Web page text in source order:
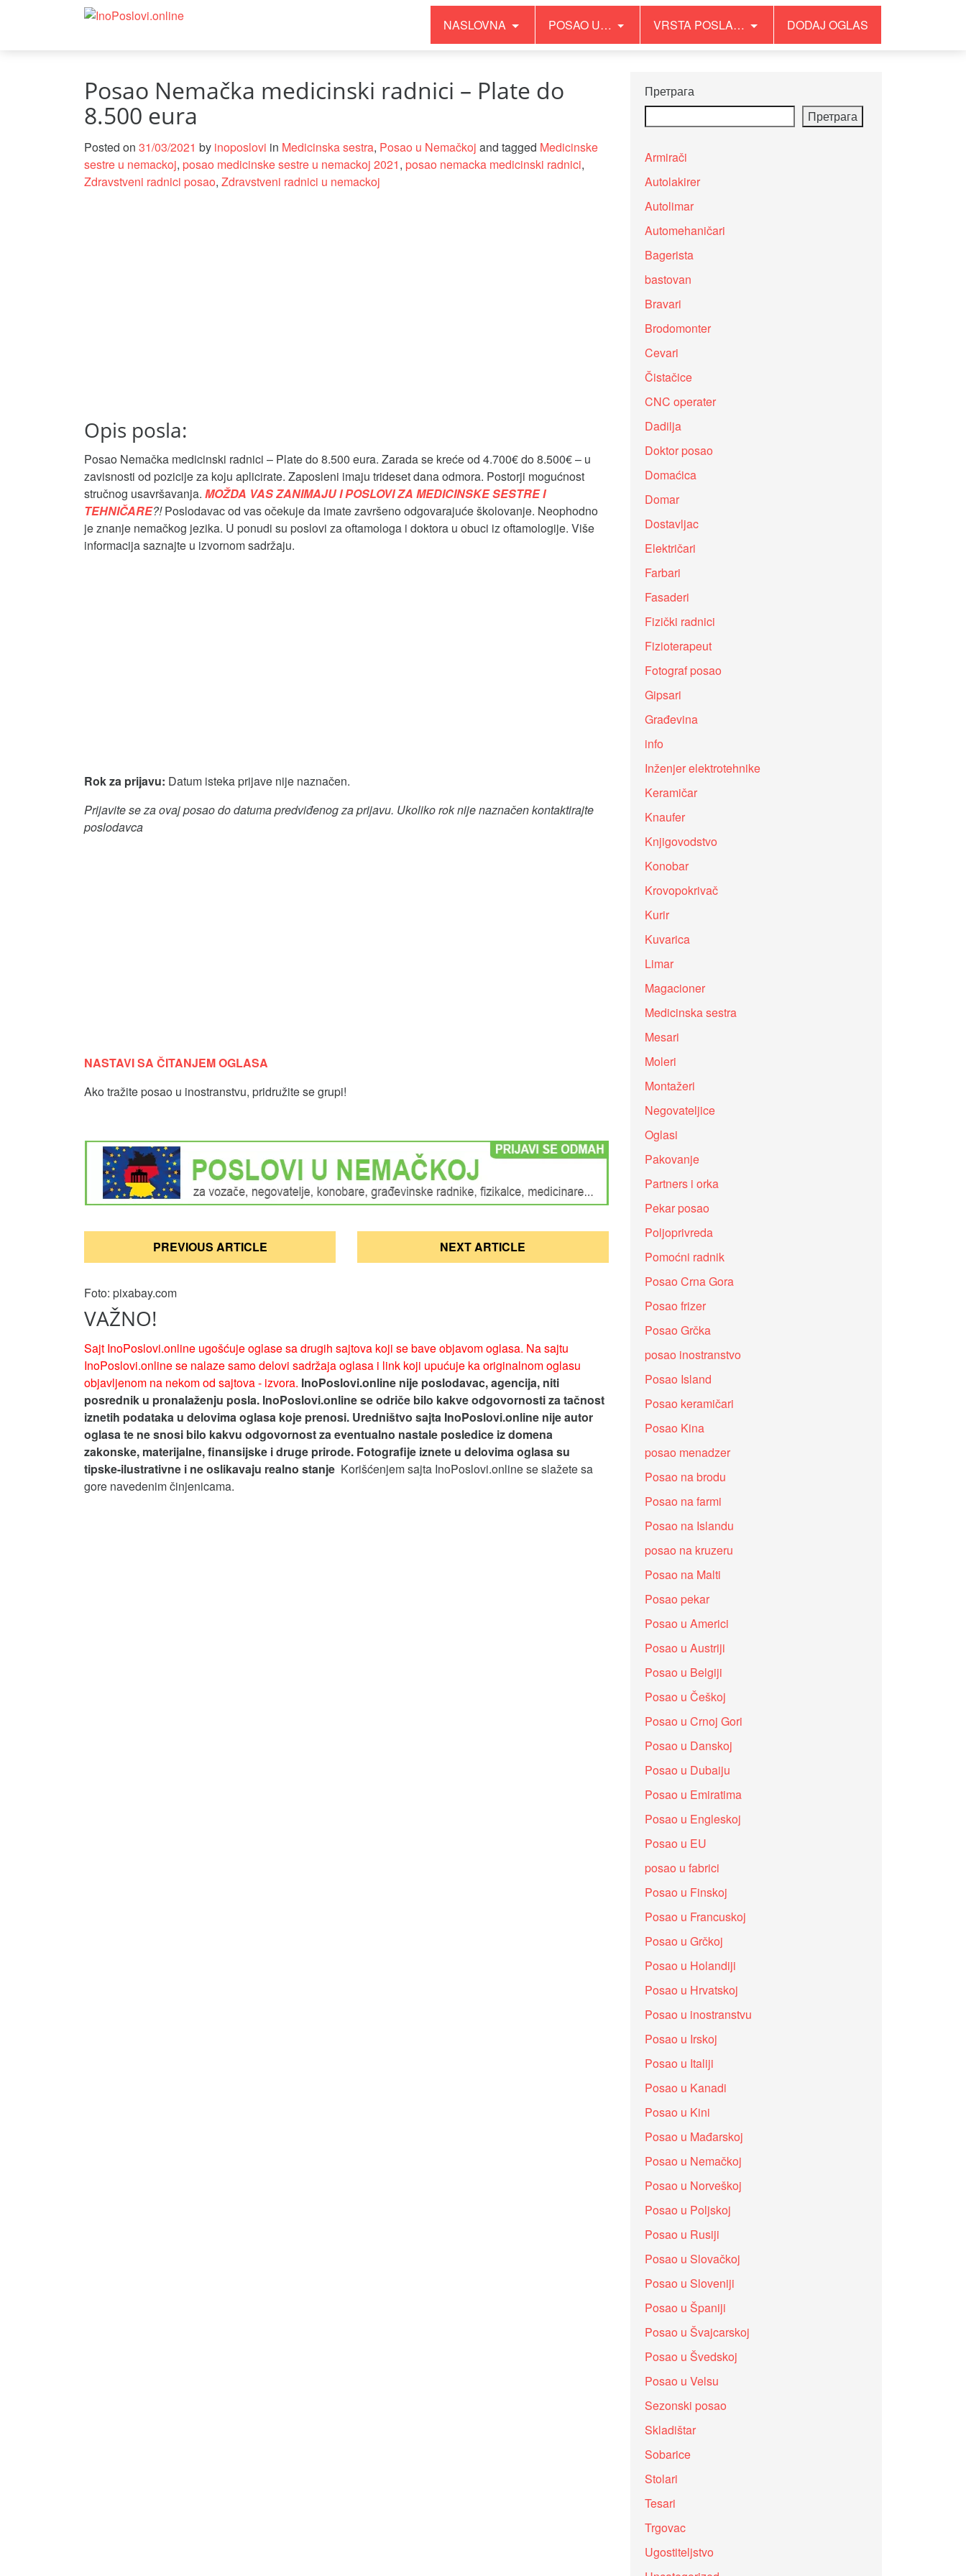
NASLOVNA POSAO U… VRSTA POSLA… DODAJ OGLAS
Posao Nemačka medicinski radnici – Plate do
8.500 eura
Posted on 31/03/2021 by inoposlovi in Medicinska sestra, Posao u Nemačkoj and tagged Medicinske
sestre u nemackoj, posao medicinske sestre u nemackoj 2021, posao nemacka medicinski radnici,
Zdravstveni radnici posao, Zdravstveni radnici u nemackoj
Opis posla:
Posao Nemačka medicinski radnici – Plate do 8.500 eura. Zarada se kreće od 4.700€ do 8.500€ – u
zavisnosti od pozicije za koju aplicirate. Zaposleni imaju trideset dana odmora. Postorji mogućnost
stručnog usavršavanja. MOŽDA VAS ZANIMAJU I POSLOVI ZA MEDICINSKE SESTRE I
TEHNIČARE?!Poslodavac od vas očekuje da imate završeno odgovarajuće školovanje. Neophodno
je znanje nemačkog jezika. U ponudi su poslovi za oftamologa i doktora u obuci iz oftamologije. Više
informacija saznajte u izvornom sadržaju.
Rok za prijavu: Datum isteka prijave nije naznačen.
Prijavite se za ovaj posao do datuma predviđenog za prijavu. Ukoliko rok nije naznačen kontaktirajte
poslodavca
NASTAVI SA ČITANJEM OGLASA
Ako tražite posao u inostranstvu, pridružite se grupi!
Кретање
PREVIOUS ARTICLE NEXT ARTICLE
Foto: pixabay.com
VAŽNO!
Sajt InoPoslovi.online ugošćuje oglase sa drugih sajtova koji se bave objavom oglasa. Na sajtu
InoPoslovi.online se nalaze samo delovi sadržaja oglasa i link koji upućuje ka originalnom oglasu
objavljenom na nekom od sajtova - izvora. InoPoslovi.online nije poslodavac, agencija, niti
posrednik u pronalaženju posla. InoPoslovi.online se odriče bilo kakve odgovornosti za tačnost
iznetih podataka u delovima oglasa koje prenosi. Uredništvo sajta InoPoslovi.online nije autor
oglasa te ne snosi bilo kakvu odgovornost za eventualno nastale posledice iz domena
zakonske, materijalne, finansijske i druge prirode. Fotografije iznete u delovima oglasa su
tipske-ilustrativne i ne oslikavaju realno stanje Korišćenjem sajta InoPoslovi.online se slažete sa
gore navedenim činjenicama.
Претрага
Претрага
Armirači
Autolakirer
Autolimar
Automehaničari
Bagerista
bastovan
Bravari
Brodomonter
Cevari
Čistačice
CNC operater
Dadilja
Doktor posao
Domaćica
Domar
Dostavljac
Električari
Farbari
Fasaderi
Fizički radnici
Fizioterapeut
Fotograf posao
Gipsari
Građevina
info
Inženjer elektrotehnike
Keramičar
Knaufer
Knjigovodstvo
Konobar
Krovopokrivač
Kurir
Kuvarica
Limar
Magacioner
Medicinska sestra
Mesari
Moleri
Montažeri
Negovateljice
Oglasi
Pakovanje
Partners i orka
Pekar posao
Poljoprivreda
Pomoćni radnik
Posao Crna Gora
Posao frizer
Posao Grčka
posao inostranstvo
Posao Island
Posao keramičari
Posao Kina
posao menadzer
Posao na brodu
Posao na farmi
Posao na Islandu
posao na kruzeru
Posao na Malti
Posao pekar
Posao u Americi
Posao u Austriji
Posao u Belgiji
Posao u Češkoj
Posao u Crnoj Gori
Posao u Danskoj
Posao u Dubaiju
Posao u Emiratima
Posao u Engleskoj
Posao u EU
posao u fabrici
Posao u Finskoj
Posao u Francuskoj
Posao u Grčkoj
Posao u Holandiji
Posao u Hrvatskoj
Posao u inostranstvu
Posao u Irskoj
Posao u Italiji
Posao u Kanadi
Posao u Kini
Posao u Mađarskoj
Posao u Nemačkoj
Posao u Norveškoj
Posao u Poljskoj
Posao u Rusiji
Posao u Slovačkoj
Posao u Sloveniji
Posao u Španiji
Posao u Švajcarskoj
Posao u Švedskoj
Posao u Velsu
Sezonski posao
Skladištar
Sobarice
Stolari
Tesari
Trgovac
Ugostiteljstvo